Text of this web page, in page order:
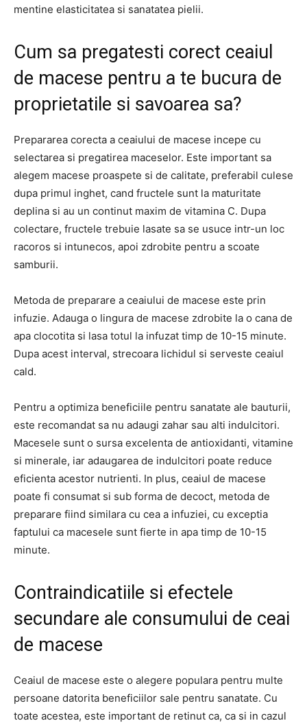
mentine elasticitatea si sanatatea pielii.
Cum sa pregatesti corect ceaiul
de macese pentru a te bucura de
proprietatile si savoarea sa?
Prepararea corecta a ceaiului de macese incepe cu
selectarea si pregatirea maceselor. Este important sa
alegem macese proaspete si de calitate, preferabil culese
dupa primul inghet, cand fructele sunt la maturitate
deplina si au un continut maxim de vitamina C. Dupa
colectare, fructele trebuie lasate sa se usuce intr-un loc
racoros si intunecos, apoi zdrobite pentru a scoate
samburii.
Metoda de preparare a ceaiului de macese este prin
infuzie. Adauga o lingura de macese zdrobite la o cana de
apa clocotita si lasa totul la infuzat timp de 10-15 minute.
Dupa acest interval, strecoara lichidul si serveste ceaiul
cald.
Pentru a optimiza beneficiile pentru sanatate ale bauturii,
este recomandat sa nu adaugi zahar sau alti indulcitori.
Macesele sunt o sursa excelenta de antioxidanti, vitamine
si minerale, iar adaugarea de indulcitori poate reduce
eficienta acestor nutrienti. In plus, ceaiul de macese
poate fi consumat si sub forma de decoct, metoda de
preparare fiind similara cu cea a infuziei, cu exceptia
faptului ca macesele sunt fierte in apa timp de 10-15
minute.
Contraindicatiile si efectele
secundare ale consumului de ceai
de macese
Ceaiul de macese este o alegere populara pentru multe
persoane datorita beneficiilor sale pentru sanatate. Cu
toate acestea, este important de retinut ca, ca si in cazul